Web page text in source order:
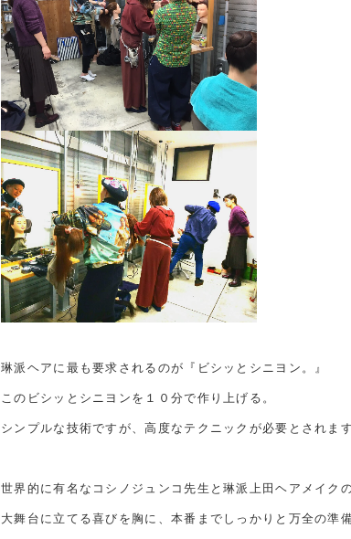
琳派ヘアに最も要求されるのが『ビシッとシニヨン。』
このビシッとシニヨンを１０分で作り上げる。
シンプルな技術ですが、高度なテクニックが必要とされます
世界的に有名なコシノジュンコ先生と琳派上田ヘアメイク
大舞台に立てる喜びを胸に、本番までしっかりと万全の準